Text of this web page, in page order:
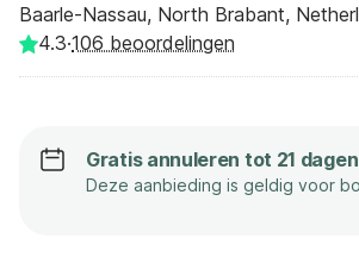
Baarle-Nassau, North Brabant,
4.3·106 beoordelingen
Gratis annuleren tot 21
Deze aanbieding is geldig voor